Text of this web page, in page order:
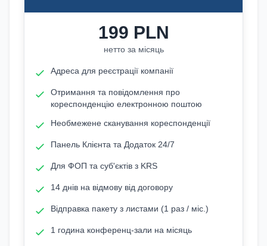
199 PLN
нетто за місяць
Адреса для реєстрації компанії
Отримання та повідомлення про
кореспонденцію електронною поштою
Необмежене сканування кореспонденції
Панель Клієнта та Додаток 24/7
Для ФОП та суб'єктів з KRS
14 днів на відмову від договору
Відправка пакету з листами (1 раз / міс.)
1 година конференц-зали на місяць